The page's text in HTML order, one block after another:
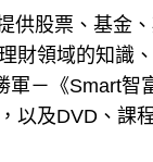
供股票、基金
財領域的知識
軍－《Smart
以及DVD、課